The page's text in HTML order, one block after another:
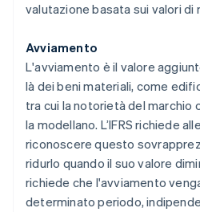
valutazione basata sui valori di
Avviamento
L'avviamento è il valore
là dei beni materiali, come
tra cui la notorietà del marchio
la modellano. L’IFRS richiede
riconoscere questo
ridurlo quando il suo valore
richiede che l'avviamento
determinato periodo,